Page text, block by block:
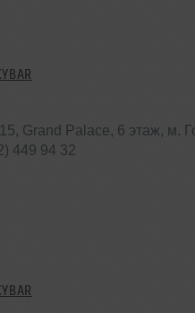
Grand Palace, 6 этаж, м.
449 94 32